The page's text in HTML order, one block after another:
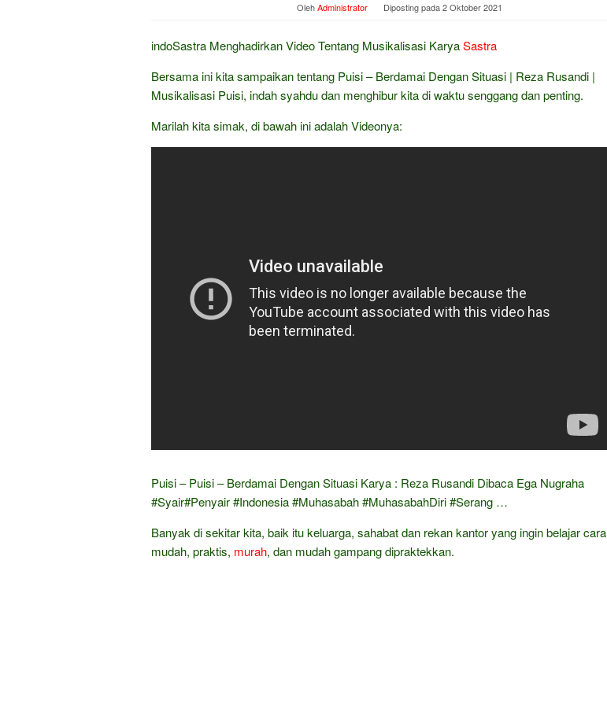
OlehAdministrator Diposting pada2 Oktober 2021
indoSastra Menghadirkan Video Tentang Musikalisasi KaryaSastra
Bersama ini kita sampaikan tentang Puisi – Berdamai Dengan Situasi | Reza Rusandi |
Musikalisasi Puisi, indah syahdu dan menghibur kita di waktu senggang dan penting.
Marilah kita simak, di bawah ini adalah Videonya:
Puisi – Puisi – Berdamai Dengan Situasi Karya : Reza Rusandi Dibaca Ega Nugraha
#Syair#Penyair #Indonesia #Muhasabah #MuhasabahDiri #Serang …
Banyak di sekitar kita, baik itu keluarga, sahabat dan rekan kantor yang ingin belajar cara
mudah, praktis, murah, dan mudah gampang dipraktekkan.